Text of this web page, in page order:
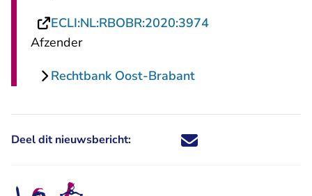
ECLI:NL:RBOBR:2020:3974- U verlaat
Afzender
Rechtbank Oost-Brabant
Deel dit nieuwsbericht: Deel dit nieuwsbericht via X -
Deel dit nieuwsbericht via
Deel dit nieuwsbericht
Deel dit